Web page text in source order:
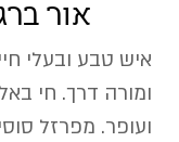
אור
איש טבע ובעלי
ומורה דרך. חי
ועופר. מפרזל